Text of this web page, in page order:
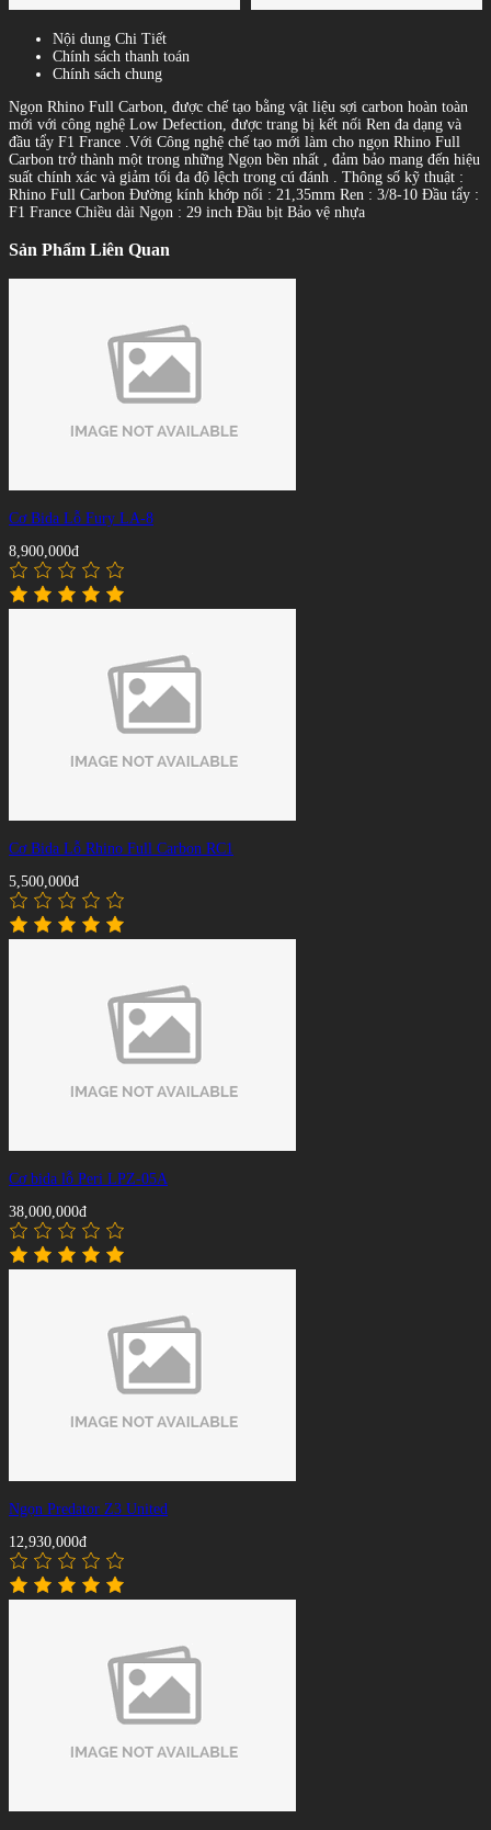
Nội dung Chi Tiết
Chính sách thanh toán
Chính sách chung
Ngọn Rhino Full Carbon, được chế tạo bằng vật liệu sợi carbon hoàn toàn
mới với công nghệ Low Defection, được trang bị kết nối Ren đa dạng và
đầu tẩy F1 France .Với Công nghệ chế tạo mới làm cho ngọn Rhino Full
Carbon trở thành một trong những Ngọn bền nhất , đảm bảo mang đến hiệu
suất chính xác và giảm tối đa độ lệch trong cú đánh . Thông số kỹ thuật :
Rhino Full Carbon Đường kính khớp nối : 21,35mm Ren : 3/8-10 Đầu tẩy :
F1 France Chiều dài Ngọn : 29 inch Đầu bịt Bảo vệ nhựa
Sản Phẩm Liên Quan
Cơ Bida Lỗ Fury LA-8
8,900,000đ
Cơ Bida Lỗ Rhino Full Carbon RC1
5,500,000đ
Cơ bida lỗ Peri LPZ-05A
38,000,000đ
Ngọn Predator Z3 United
12,930,000đ